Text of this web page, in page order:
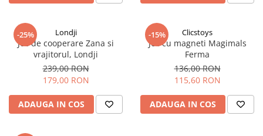
-25% Londji
Joc de cooperare Zana si
vrajitorul, Londji
239,00 RON
179,00 RON
ADAUGA IN COS
-15% Clicstoys
Joc cu magneti Magimals
Ferma
136,00 RON
115,60 RON
ADAUGA IN COS